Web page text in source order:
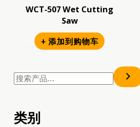
类别
WCT-507 Wet Cutting
Saw
+ 添加到购物车